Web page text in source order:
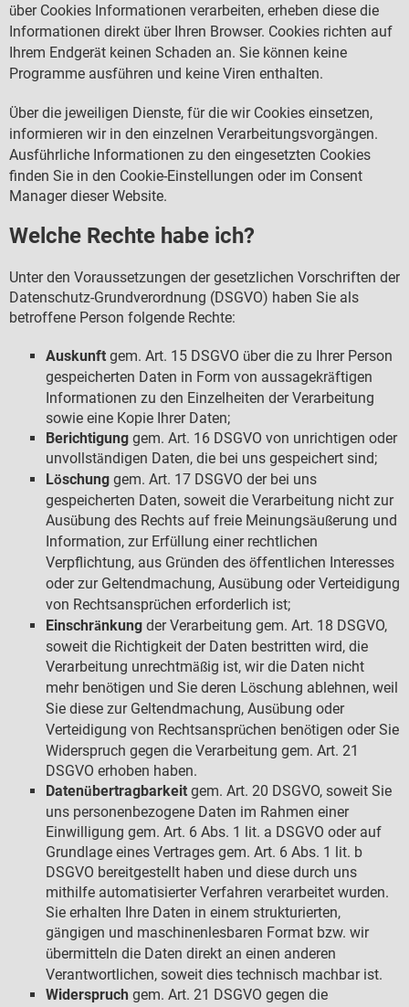
über Cookies Informationen verarbeiten, erheben diese die
Informationen direkt über Ihren Browser. Cookies richten auf
Ihrem Endgerät keinen Schaden an. Sie können keine
Programme ausführen und keine Viren enthalten.
Über die jeweiligen Dienste, für die wir Cookies einsetzen,
informieren wir in den einzelnen Verarbeitungsvorgängen.
Ausführliche Informationen zu den eingesetzten Cookies
finden Sie in den Cookie-Einstellungen oder im Consent
Manager dieser Website.
Welche Rechte habe ich?
Unter den Voraussetzungen der gesetzlichen Vorschriften der
Datenschutz-Grundverordnung (DSGVO) haben Sie als
betroffene Person folgende Rechte:
Auskunft gem. Art. 15 DSGVO über die zu Ihrer Person
gespeicherten Daten in Form von aussagekräftigen
Informationen zu den Einzelheiten der Verarbeitung
sowie eine Kopie Ihrer Daten;
Berichtigung gem. Art. 16 DSGVO von unrichtigen oder
unvollständigen Daten, die bei uns gespeichert sind;
Löschung gem. Art. 17 DSGVO der bei uns
gespeicherten Daten, soweit die Verarbeitung nicht zur
Ausübung des Rechts auf freie Meinungsäußerung und
Information, zur Erfüllung einer rechtlichen
Verpflichtung, aus Gründen des öffentlichen Interesses
oder zur Geltendmachung, Ausübung oder Verteidigung
von Rechtsansprüchen erforderlich ist;
Einschränkung der Verarbeitung gem. Art. 18 DSGVO,
soweit die Richtigkeit der Daten bestritten wird, die
Verarbeitung unrechtmäßig ist, wir die Daten nicht
mehr benötigen und Sie deren Löschung ablehnen, weil
Sie diese zur Geltendmachung, Ausübung oder
Verteidigung von Rechtsansprüchen benötigen oder Sie
Widerspruch gegen die Verarbeitung gem. Art. 21
DSGVO erhoben haben.
Datenübertragbarkeit gem. Art. 20 DSGVO, soweit Sie
uns personenbezogene Daten im Rahmen einer
Einwilligung gem. Art. 6 Abs. 1 lit. a DSGVO oder auf
Grundlage eines Vertrages gem. Art. 6 Abs. 1 lit. b
DSGVO bereitgestellt haben und diese durch uns
mithilfe automatisierter Verfahren verarbeitet wurden.
Sie erhalten Ihre Daten in einem strukturierten,
gängigen und maschinenlesbaren Format bzw. wir
übermitteln die Daten direkt an einen anderen
Verantwortlichen, soweit dies technisch machbar ist.
Widerspruch gem. Art. 21 DSGVO gegen die